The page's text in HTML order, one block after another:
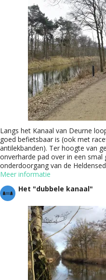
Langs het Kanaal van Deurne
goed befietsbaar is (ook met
antilekbanden). Ter hoogte van
onverharde pad over in een
onderdoorgang van de
Meer informatie
Het "dubbele kanaal"